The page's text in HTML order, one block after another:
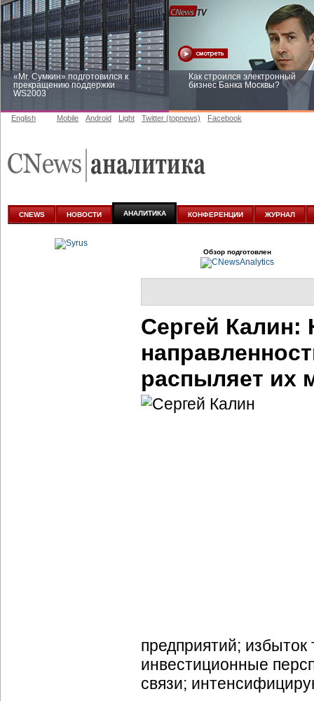
«Mr. Сумкин» подготовился к
прекращению поддержки
WS2003
Как строился электронный
бизнес Банка Москвы?
аналитике
English Mobile Android Light Twitter (topnews) Facebook
CNEWS НОВОСТИ АНАЛИТИКА КОНФЕРЕНЦИИ ЖУРНАЛ
Обзор подготовлен
Сергей Калин:
распыляет их
предприятий; избыток
инвестиционные
связи;